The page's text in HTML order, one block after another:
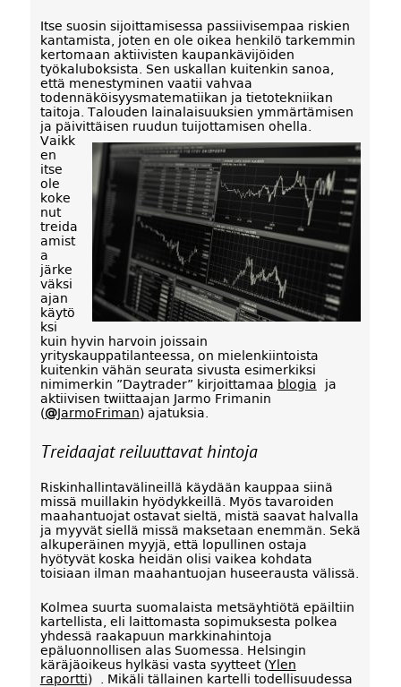
Itse suosin sijoittamisessa passiivisempaa riskien
kantamista, joten en ole oikea henkilö tarkemmin
kertomaan aktiivisten kaupankävijöiden
työkaluboksista. Sen uskallan kuitenkin sanoa,
että menestyminen vaatii vahvaa
todennäköisyysmatematiikan ja tietotekniikan
taitoja. Talouden lainalaisuuksien ymmärtämisen
ja päivittäisen ruudun tuijottamisen ohella.
Vaikk
en
itse
ole
koke
nut
treida
amist
a
järke
väksi
ajan
käytö
ksi
kuin hyvin harvoin joissain
yrityskauppatilanteessa, on mielenkiintoista
kuitenkin vähän seurata sivusta esimerkiksi
nimimerkin ”Daytrader” kirjoittamaa blogia ja
aktiivisen twiittaajan Jarmo Frimanin
(@JarmoFriman) ajatuksia.
Treidaajat reiluuttavat hintoja
Riskinhallintavälineillä käydään kauppaa siinä
missä muillakin hyödykkeillä. Myös tavaroiden
maahantuojat ostavat sieltä, mistä saavat halvalla
ja myyvät siellä missä maksetaan enemmän. Sekä
alkuperäinen myyjä, että lopullinen ostaja
hyötyvät koska heidän olisi vaikea kohdata
toisiaan ilman maahantuojan huseerausta välissä.
Kolmea suurta suomalaista metsäyhtiötä epäiltiin
kartellista, eli laittomasta sopimuksesta polkea
yhdessä raakapuun markkinahintoja
epäluonnollisen alas Suomessa. Helsingin
käräjäoikeus hylkäsi vasta syytteet (Ylen
raportti) . Mikäli tällainen kartelli todellisuudessa